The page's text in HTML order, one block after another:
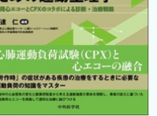
ジ分類の考え方（佐藤直
ぐ栄養管理とは？（後岡広
管理とは？ （奥村貴裕）